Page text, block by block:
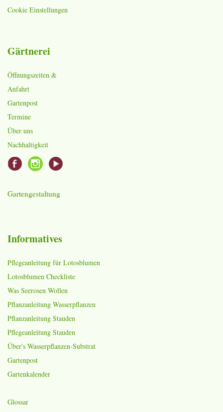
Cookie Einstellungen
Gärtnerei
Öffnungszeiten &
Anfahrt
Gartenpost
Termine
Über uns
Nachhaltigkeit
Gartengestaltung
Informatives
Pflegeanleitung für Lotosblumen
Lotosblumen Checkliste
Was Seerosen Wollen
Pflanzanleitung Wasserpflanzen
Pflanzanleitung Stauden
Pflegeanleitung Stauden
Über's Wasserpflanzen-Substrat
Gartenpost
Gartenkalender
Glossar